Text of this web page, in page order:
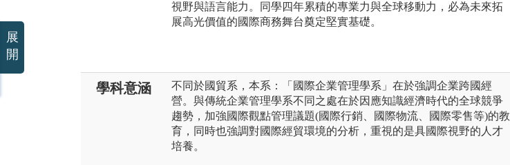
視野與語言能力。同學四年累積的專業力與全球移動力，必為未來拓
展高光價值的國際商務舞台奠定堅實基礎。
學科意涵
不同於國貿系，本系：「國際企業管理學系」在於強調企業跨國經
營。與傳統企業管理學系不同之處在於因應知識經濟時代的全球競爭
趨勢，加強國際觀點管理議題(國際行銷、國際物流、國際零售等)的教
育，同時也強調對國際經貿環境的分析，重視的是具國際視野的人才
培養。
展
開